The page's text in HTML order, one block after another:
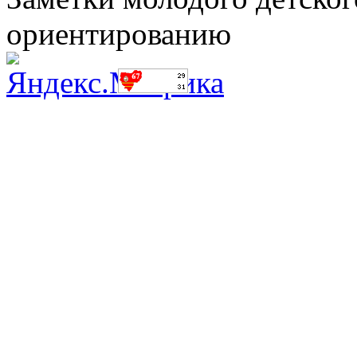
ориентированию